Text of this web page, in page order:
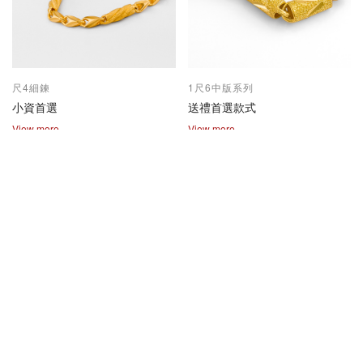
尺4細鍊
小資首選
View more
1尺6中版系列
送禮首選款式
View more